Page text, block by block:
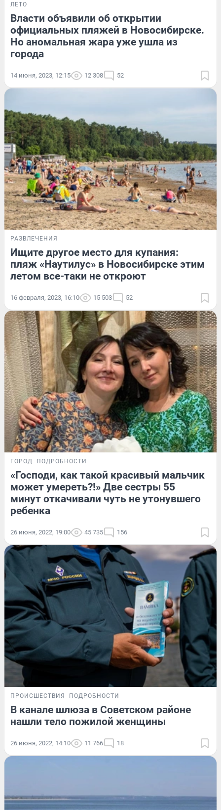
ЛЕТО
Власти объявили об открытии
официальных пляжей в Новосибирске.
Но аномальная жара уже ушла из
города
14 июня, 2023, 12:15 12 308 52
РАЗВЛЕЧЕНИЯ
Ищите другое место для купания:
пляж «Наутилус» в Новосибирске этим
летом все-таки не откроют
16 февраля, 2023, 16:10 15 503 52
ГОРОД ПОДРОБНОСТИ
«Господи, как такой красивый мальчик
может умереть?!» Две сестры 55
минут откачивали чуть не утонувшего
ребенка
26 июня, 2022, 19:00 45 735 156
ПРОИСШЕСТВИЯ ПОДРОБНОСТИ
В канале шлюза в Советском районе
нашли тело пожилой женщины
26 июня, 2022, 14:10 11 766 18